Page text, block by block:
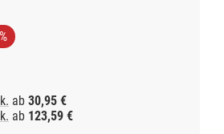
ab 30,95 €
ab 123,59 €